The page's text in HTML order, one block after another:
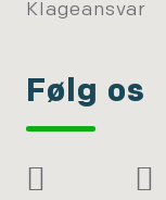
Klageansvar
Følg os